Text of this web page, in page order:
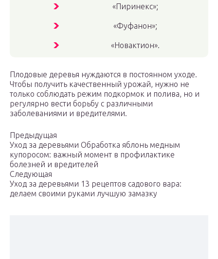
«Пиринекс»;
«Фуфанон»;
«Новактион».
Плодовые деревья нуждаются в постоянном уходе.
Чтобы получить качественный урожай, нужно не
только соблюдать режим подкормок и полива, но и
регулярно вести борьбу с различными
заболеваниями и вредителями.
Предыдущая
Уход за деревьями Обработка яблонь медным
купоросом: важный момент в профилактике
болезней и вредителей
Следующая
Уход за деревьями 13 рецептов садового вара:
делаем своими руками лучшую замазку